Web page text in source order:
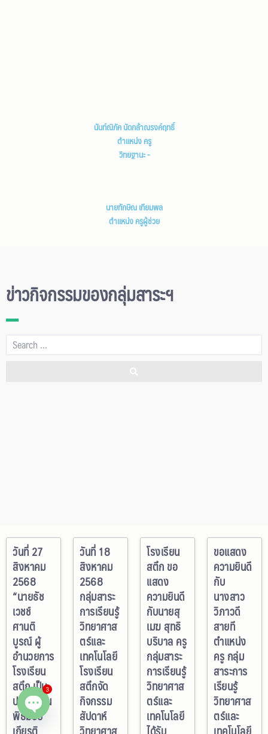
นันท์ณิภัค นัดกล้าณรงค์ฤทธิ์
ตำแหน่ง ครู
วิทยฐานะ -
นายทักษิณ เทียมพล
ตำแหน่ง ครูผู้ช่วย
ข่าวกิจกรรมของกลุ่มสาระฯ
วันที่ 27
สิงหาคม
2568
“นายธัช
เวชช์
ศานติ
บูรณ์ ผู้
อำนวยการ
โรงเรียน
สตึก เป็น
ประธานใน
พิธีมอบ
วันที่ 18
สิงหาคม
2568
กลุ่มสาระ
การเรียนรู้
วิทยาศาส
ตร์และ
เทคโนโลยี
โรงเรียน
สตึกจัด
กิจกรรม
สัปดาห์
โรงเรียน
สตึก ขอ
แสดง
ความยินดี
กับนายสุ
เมฆ สุทธิ
บริบาล ครู
กลุ่มสาระ
การเรียนรู้
วิทยาศาส
ตร์และ
เทคโนโลยี
ขอแสดง
ความยินดี
กับ
นางสาว
วิภาวดี
สายที
ตำแหน่ง
ครู กลุ่ม
สาระการ
เรียนรู้
วิทยาศาส
ตร์และ
Open chaty
3